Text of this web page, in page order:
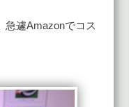
急遽Amazonでコス